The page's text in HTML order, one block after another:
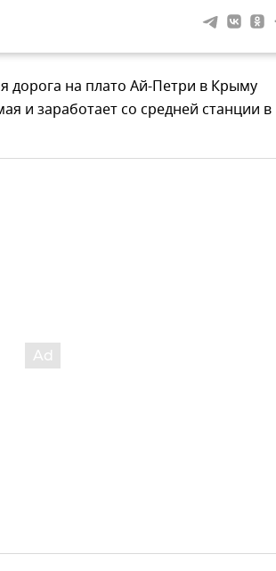
дорога на плато Ай-Петри в Крыму
и заработает со средней станции в